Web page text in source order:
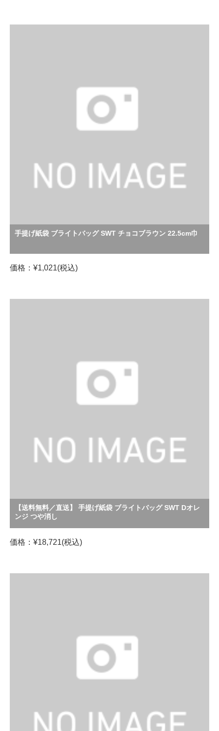
手提げ紙袋 ブライトバッグ SWT チョコブラウン 22.5cm巾
価格：¥1,021(税込)
【送料無料／直送】 手提げ紙袋 ブライトバッグ SWT Dオレ
ンジ つや消し
価格：¥18,721(税込)